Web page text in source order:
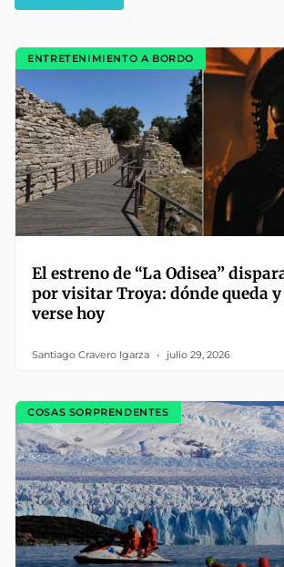
ENTRETENIMIENTO A BORDO
El estreno de “La Odisea”
por visitar Troya: dónde queda y
verse hoy
Santiago Cravero Igarza julio 29, 2026
COSAS SORPRENDENTES